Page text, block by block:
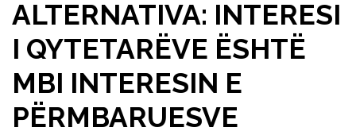
ALTERNATIVA: INTERESI
I QYTETARËVE ËSHTË
MBI INTERESIN E
PËRMBARUESVE